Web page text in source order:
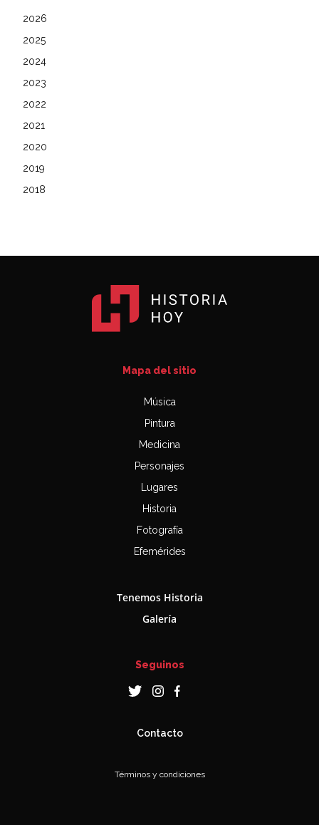
2026
2025
2024
2023
2022
2021
2020
2019
2018
Mapa del sitio
Música
Pintura
Medicina
Personajes
Lugares
Historia
Fotografía
Efemérides
Tenemos Historia
Galería
Seguinos
Contacto
Términos y condiciones